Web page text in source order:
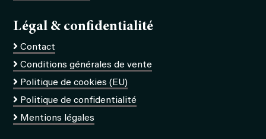
Légal & confidentialité
Contact
Conditions générales de vente
Politique de cookies (EU)
Politique de confidentialité
Mentions légales